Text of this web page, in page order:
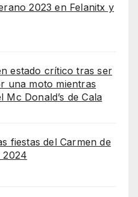
2023 en Felanitx y
estado crítico tras ser
una moto mientras
Mc Donald’s de Cala
fiestas del Carmen de
2024